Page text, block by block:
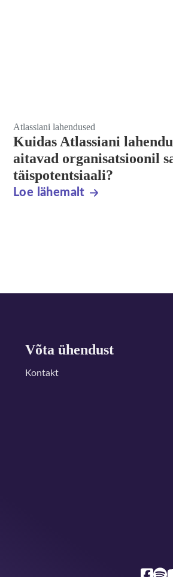
Atlassiani lahendused
Kuidas Atlassiani
aitavad organisatsioonil
täispotentsiaali?
Loe lähemalt
Võta ühendust
Kontakt